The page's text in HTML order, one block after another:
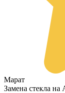
Марат
Замена стекла на